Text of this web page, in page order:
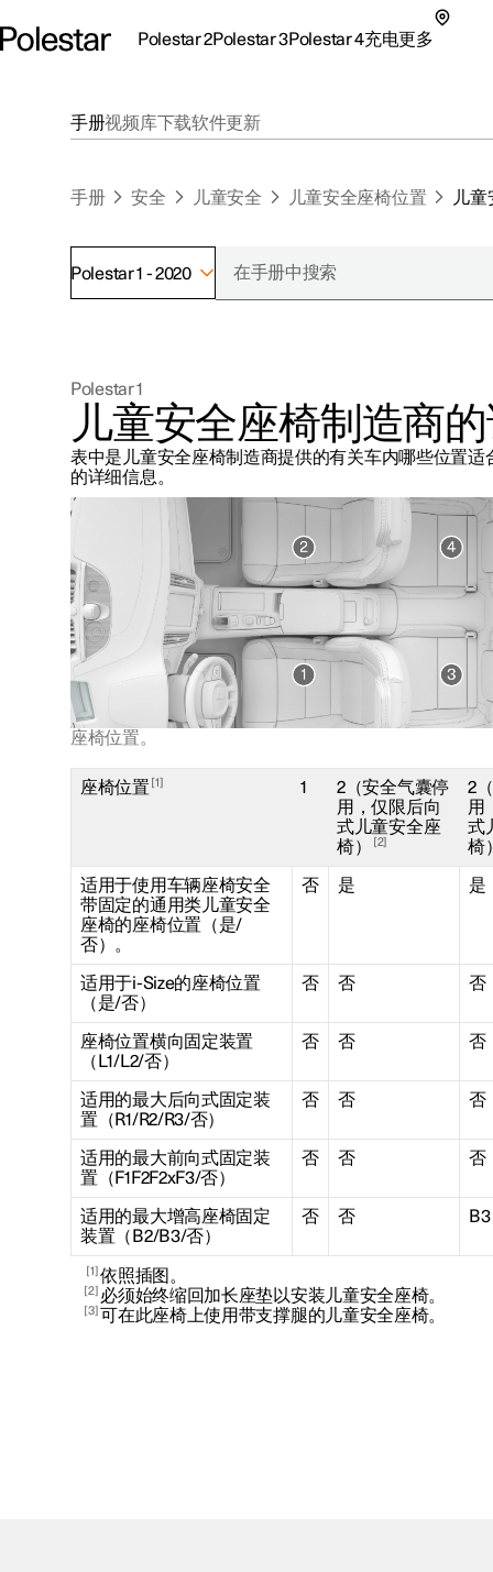
Polestar 2Polestar 3Polestar 4充电更多
联系我们
极星官方二手车
探索Polestar 3
联系我们
公共充电
家庭充电
车主服务
新闻
注册新闻
（在新窗
手册视频库下载软件更新
手册 安全 儿童安全 儿童安全座椅位置 儿
Polestar 1 - 2020
Polestar 1
儿童安全座椅制造商
表中是儿童安全座椅制造商提供的有关车内哪些位置适
的详细信息。
座椅位置。
座椅位置 1 1
2（安全气囊停
用，仅限后向
式儿童安全座
椅）
2
2
用
式
椅
适用于使用车辆座椅安全
带固定的通用类儿童安全
座椅的座椅位置（是/
否）。
否 是 是
适用于i-Size的座椅位置
（是/否）
否 否 否
座椅位置横向固定装置
（L1/L2/否）
否 否 否
适用的最大后向式固定装
置（R1/R2/R3/否）
否 否 否
适用的最大前向式固定装
置（F1F2F2xF3/否）
否 否 否
适用的最大增高座椅固定
装置（B2/B3/否）
否 否 B3
1 依照插图。
2 必须始终缩回加长座垫以安装儿童安全座椅。
3 可在此座椅上使用带支撑腿的儿童安全座椅。